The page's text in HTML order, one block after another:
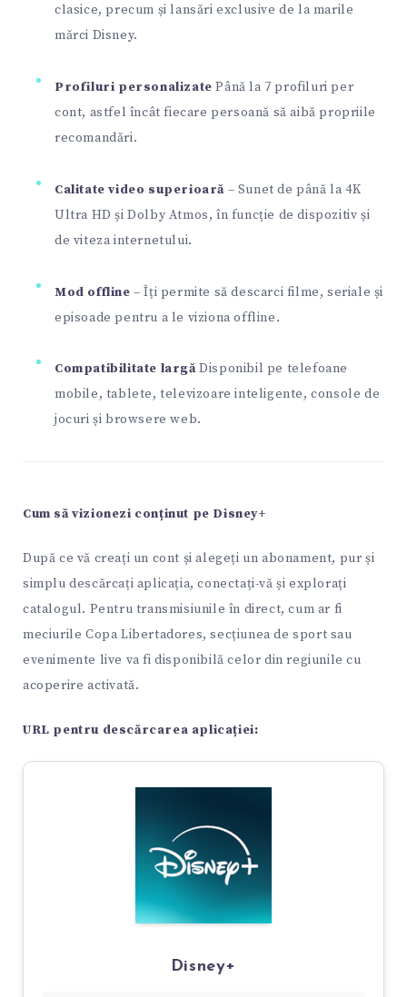
clasice, precum și lansări exclusive de la marile
mărci Disney.
Profiluri personalizate Până la 7 profiluri per
cont, astfel încât fiecare persoană să aibă propriile
recomandări.
Calitate video superioară – Sunet de până la 4K
Ultra HD și Dolby Atmos, în funcție de dispozitiv și
de viteza internetului.
Mod offline – Îți permite să descarci filme, seriale și
episoade pentru a le viziona offline.
Compatibilitate largăDisponibil pe telefoane
mobile, tablete, televizoare inteligente, console de
jocuri și browsere web.
Cum să vizionezi conținut pe Disney+
După ce vă creați un cont și alegeți un abonament, pur și
simplu descărcați aplicația, conectați-vă și explorați
catalogul. Pentru transmisiunile în direct, cum ar fi
meciurile Copa Libertadores, secțiunea de sport sau
evenimente live va fi disponibilă celor din regiunile cu
acoperire activată.
URL pentru descărcarea aplicației:
Disney+